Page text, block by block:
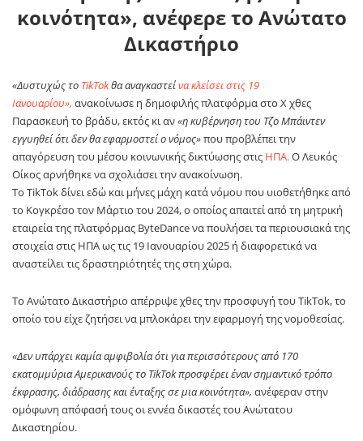
κοινότητα», ανέφερε το Ανώτατο
Δικαστήριο
«Δυστυχώς το TikTokθα αναγκαστείνα κλείσει στις 19
Ιανουαρίου», ανακοίνωσε η δημοφιλής πλατφόρμα στο Χ χθες
Παρασκευή το βράδυ, εκτός κι αν«η κυβέρνηση του Τζο Μπάιντεν
εγγυηθεί ότι δεν θα εφαρμοστεί ο νόμος»που προβλέπει την
απαγόρευση του μέσου κοινωνικής δικτύωσης στις ΗΠΑ.Ο Λευκός
Οίκος αρνήθηκε να σχολιάσει την ανακοίνωση.
Το TikTok δίνει εδώ και μήνες μάχη κατά νόμου που υιοθετήθηκε από
το Κογκρέσο τον Μάρτιο του 2024, ο οποίος απαιτεί από τη μητρική
εταιρεία της πλατφόρμας ByteDance να πουλήσει τα περιουσιακά της
στοιχεία στις ΗΠΑ ως τις 19 Ιανουαρίου 2025 ή διαφορετικά να
αναστείλει τις δραστηριότητές της στη χώρα.
Το Ανώτατο Δικαστήριο απέρριψε χθες την προσφυγή του TikTok, το
οποίο του είχε ζητήσει να μπλοκάρει την εφαρμογή της νομοθεσίας.
«Δεν υπάρχει καμία αμφιβολία ότι για περισσότερους από 170
εκατομμύρια Αμερικανούς το TikTok προσφέρει έναν σημαντικό τρόπο
έκφρασης, διάδρασης και ένταξης σε μια κοινότητα», ανέφεραν στην
ομόφωνη απόφασή τους οι εννέα δικαστές του Ανώτατου
Δικαστηρίου.